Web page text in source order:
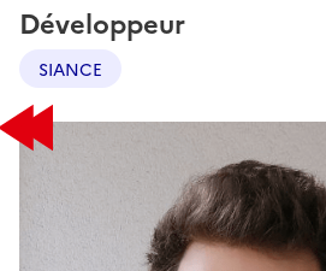
Développeur
SIANCE